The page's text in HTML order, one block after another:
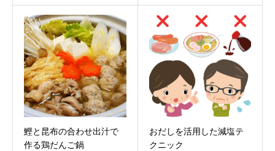
鰹と昆布の合わせ出汁で
作る鶏だんご鍋
おだしを活用した減塩テ
クニック